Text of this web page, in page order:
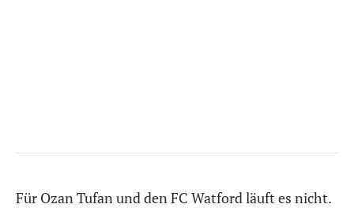
Für Ozan Tufan und den FC Watford läuft es nicht.